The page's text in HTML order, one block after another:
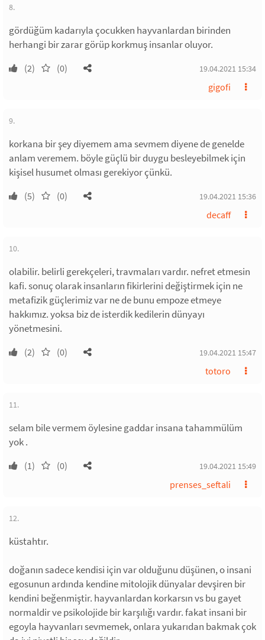
8.
gördüğüm kadarıyla çocukken hayvanlardan birinden
herhangi bir zarar görüp korkmuş insanlar oluyor.
(2) (0) 19.04.2021 15:34
gigofi
9.
korkana bir şey diyemem ama sevmem diyene de genelde
anlam veremem. böyle güçlü bir duygu besleyebilmek için
kişisel husumet olması gerekiyor çünkü.
(5) (0) 19.04.2021 15:36
decaff
10.
olabilir. belirli gerekçeleri, travmaları vardır. nefret etmesin
kafi. sonuç olarak insanların fikirlerini değiştirmek için ne
metafizik güçlerimiz var ne de bunu empoze etmeye
hakkımız. yoksa biz de isterdik kedilerin dünyayı
yönetmesini.
(2) (0) 19.04.2021 15:47
totoro
11.
selam bile vermem öylesine gaddar insana tahammülüm
yok .
(1) (0) 19.04.2021 15:49
prenses_seftali
12.
küstahtır.
doğanın sadece kendisi için var olduğunu düşünen, o insani
egosunun ardında kendine mitolojik dünyalar devşiren bir
kendini beğenmiştir. hayvanlardan korkarsın vs bu gayet
normaldir ve psikolojide bir karşılığı vardır. fakat insani bir
egoyla hayvanları sevmemek, onlara yukarıdan bakmak çok